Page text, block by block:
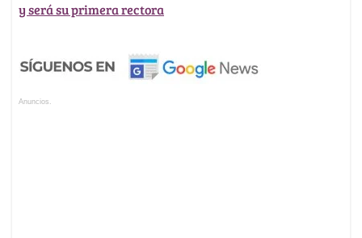
y será su primera rectora
Anuncios.